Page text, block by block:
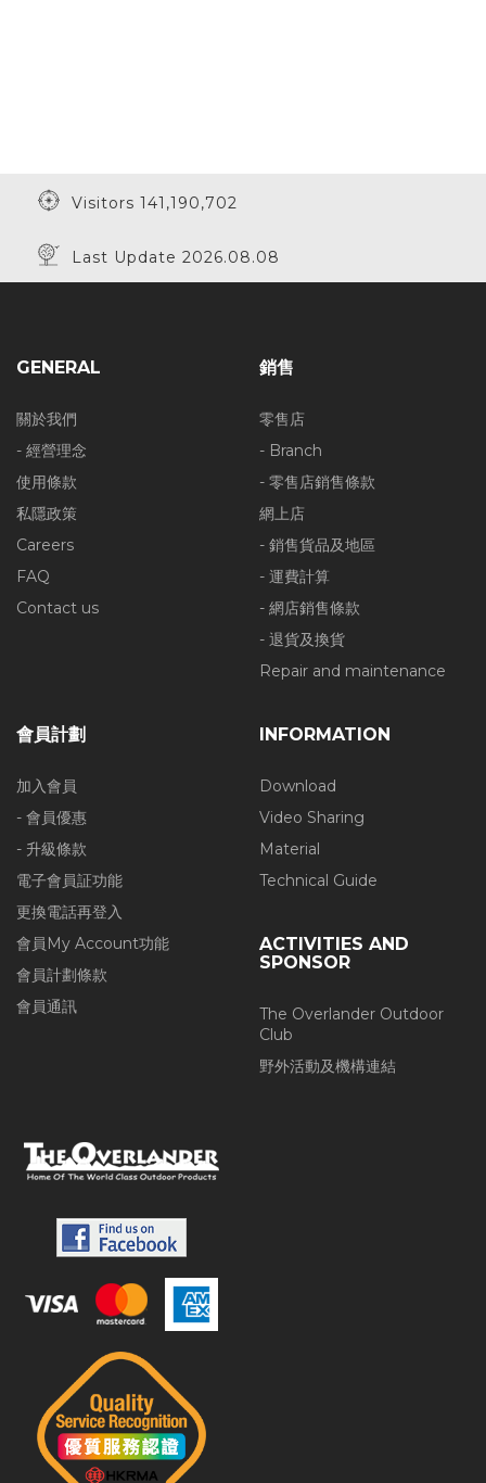
Visitors 141,190,702
Last Update 2026.08.08
GENERAL
關於我們
- 經營理念
使用條款
私隱政策
Careers
FAQ
Contact us
銷售
零售店
- Branch
- 零售店銷售條款
網上店
- 銷售貨品及地區
- 運費計算
- 網店銷售條款
- 退貨及換貨
Repair and maintenance
會員計劃
加入會員
- 會員優惠
- 升級條款
電子會員証功能
更換電話再登入
會員My Account功能
會員計劃條款
會員通訊
INFORMATION
Download
Video Sharing
Material
Technical Guide
ACTIVITIES AND
SPONSOR
The Overlander Outdoor
Club
野外活動及機構連結